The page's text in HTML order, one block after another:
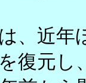
、近年
復元し